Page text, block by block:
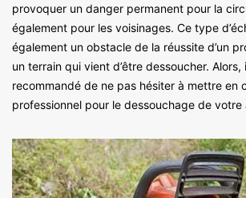
provoquer un danger permanent pour la
également pour les voisinages. Ce type
également un obstacle de la réussite d’un
un terrain qui vient d’être dessoucher.
recommandé de ne pas hésiter à mettre en
professionnel pour le dessouchage de votre